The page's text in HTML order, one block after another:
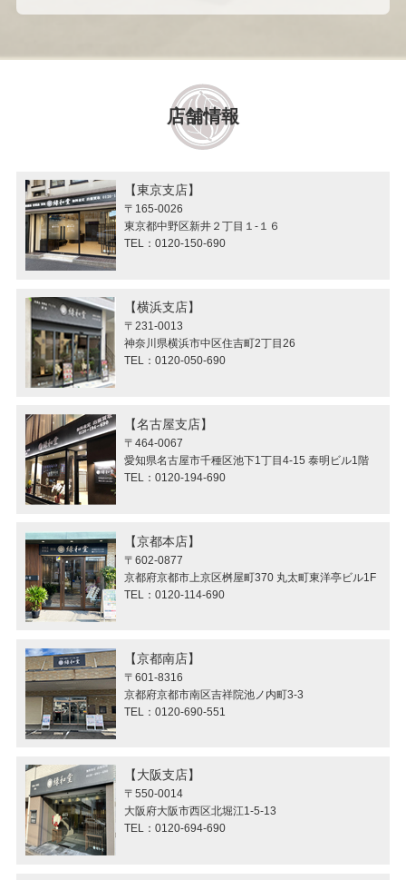
店舗情報
東京支店
〒165-0026
東京都中野区新井２丁目１-１６
TEL：0120-150-690
横浜支店
〒231-0013
神奈川県横浜市中区住吉町2丁目26
TEL：0120-050-690
名古屋支店
〒464-0067
愛知県名古屋市千種区池下1丁目4-15 泰明ビル1階
TEL：0120-194-690
京都本店
〒602-0877
京都府京都市上京区桝屋町370 丸太町東洋亭ビル1F
TEL：0120-114-690
京都南店
〒601-8316
京都府京都市南区吉祥院池ノ内町3-3
TEL：0120-690-551
大阪支店
〒550-0014
大阪府大阪市西区北堀江1-5-13
TEL：0120-694-690